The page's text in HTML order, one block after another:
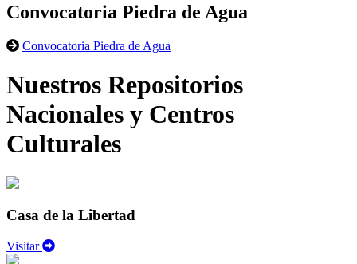
Convocatoria Piedra de Agua
Convocatoria Piedra de Agua
Nuestros Repositorios
Nacionales y Centros
Culturales
Casa de la Libertad
Visitar